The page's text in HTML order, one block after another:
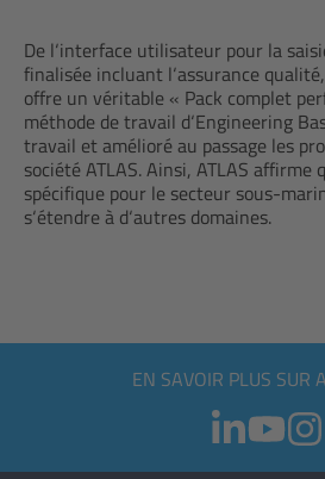
De l‘interface utilisateur pour la
finalisée incluant l‘assurance
offre un véritable « Pack complet
méthode de travail d‘Engineering
travail et amélioré au passage les
société ATLAS. Ainsi, ATLAS affirme
spécifique pour le secteur sous-
s‘étendre à d‘autres domaines.
EN SAVOIR PLUS SUR